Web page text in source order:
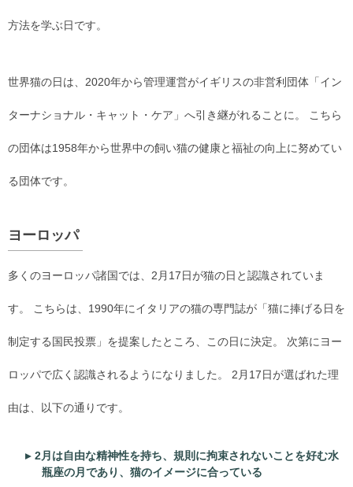
方法を学ぶ日です。
世界猫の日は、2020年から管理運営がイギリスの非営利団体「イン
ターナショナル・キャット・ケア」へ引き継がれることに。 こちら
の団体は1958年から世界中の飼い猫の健康と福祉の向上に努めてい
る団体です。
ヨーロッパ
多くのヨーロッパ諸国では、2月17日が猫の日と認識されていま
す。 こちらは、1990年にイタリアの猫の専門誌が「猫に捧げる日を
制定する国民投票」を提案したところ、この日に決定。 次第にヨー
ロッパで広く認識されるようになりました。 2月17日が選ばれた理
由は、以下の通りです。
2月は自由な精神性を持ち、規則に拘束されないことを好む水
瓶座の月であり、猫のイメージに合っている